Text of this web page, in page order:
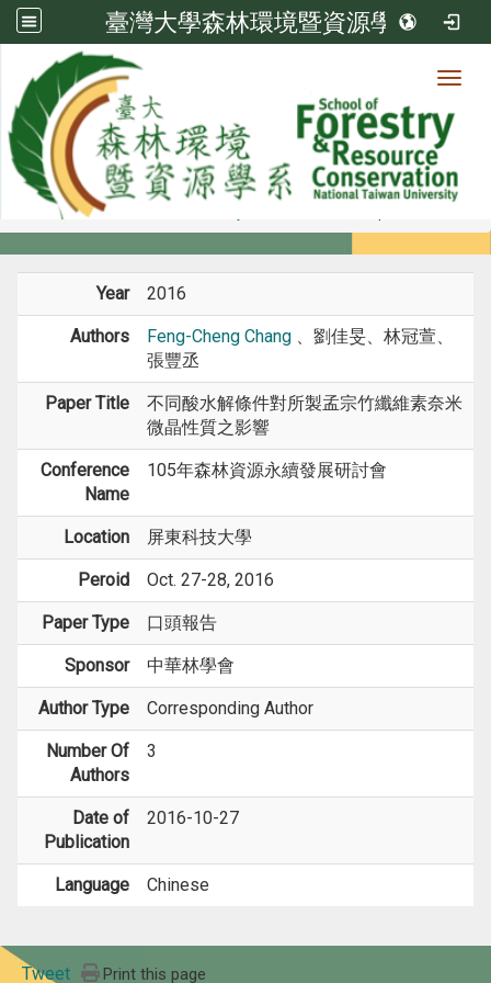
臺灣大學森林環境暨資源學系
Member
Members
Year 2016
Authors Feng-Cheng Chang 、劉佳旻、林冠萱、
張豐丞
Paper Title
不同酸水解條件對所製孟宗竹纖維素奈米
微晶性質之影響
Conference
Name
105年森林資源永續發展研討會
Location 屏東科技大學
Peroid Oct. 27-28, 2016
Paper Type 口頭報告
Sponsor 中華林學會
Author Type Corresponding Author
Number Of
Authors
3
Date of
Publication
2016-10-27
Language Chinese
Tweet Print this page